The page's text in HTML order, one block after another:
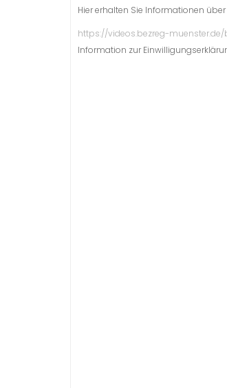
Hier erhalten Sie Informationen
https://videos.bezreg-muenster.de/
Information zur